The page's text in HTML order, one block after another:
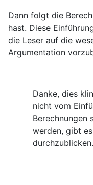
Dann folgt die
hast. Diese
die Leser auf die
Argumentation
Danke, dies
nicht vom
werden, gibt